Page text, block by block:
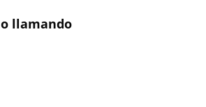
o llamando